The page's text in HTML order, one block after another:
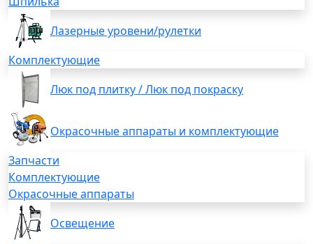
Лазерные уровени/рулетки
Комплектующие
Люк под плитку / Люк под покраску
Окрасочные аппараты и комплектующие
Запчасти
Комплектующие
Окрасочные аппараты
Освещение